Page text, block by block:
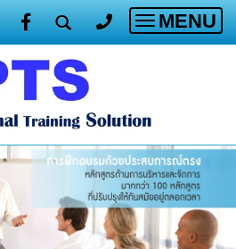
Toggle
MENU